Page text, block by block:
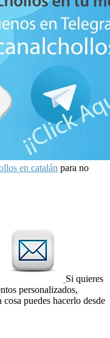
en catalán para no
Si quieres
personalizados,
puedes hacerlo desde